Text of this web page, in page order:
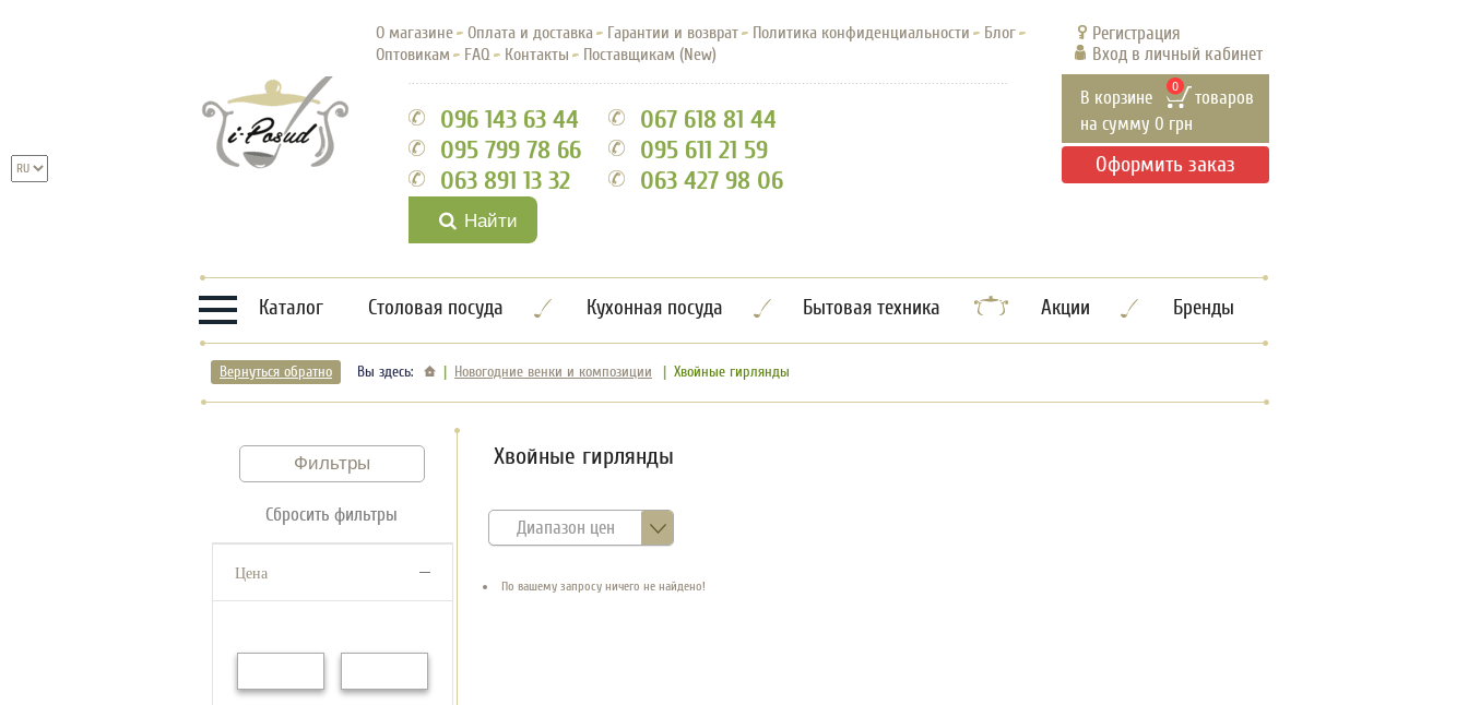
Регистрация
Вход в личный кабинет
В корзине
0
товаров
на сумму 0 грн
Оформить заказ
О магазине Оплата и доставка Гарантии и возврат Политика конфиденциальности
Блог
Оптовикам
FAQ Контакты Поставщикам (New)
096 143 63 44
095 799 78 66
063 891 13 32
067 618 81 44
095 611 21 59
063 427 98 06
Найти
Каталог Столовая посуда Кухонная посуда Бытовая техника Акции Бренды
Вернуться обратно Вы здесь: Новогодние венки и композиции Хвойные гирлянды
Фильтры
Сбросить фильтры
Цена
Хвойные гирлянды
Диапазон цен
По вашему запросу ничего не найдено!